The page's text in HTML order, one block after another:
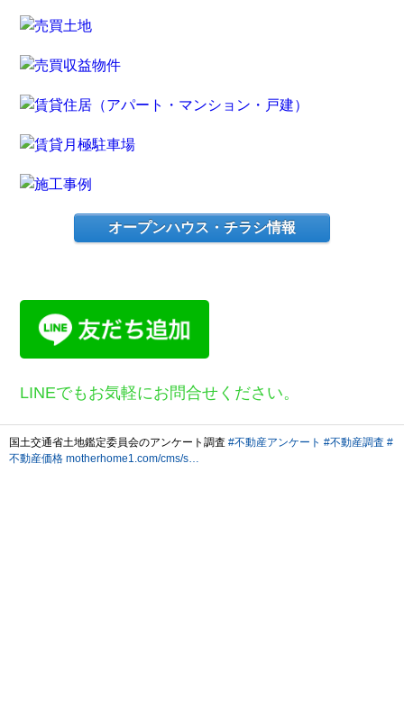
オープンハウス・チラシ情報
LINEでもお気軽にお問合せください。